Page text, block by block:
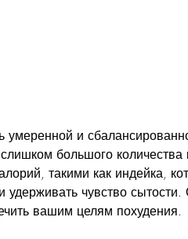
большого количества
такими как индейка,
удерживать чувство
вашим целям похудения.